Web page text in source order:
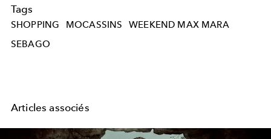
Tags
SHOPPING MOCASSINS
WEEKEND MAX MARA
SEBAGO
Articles associés